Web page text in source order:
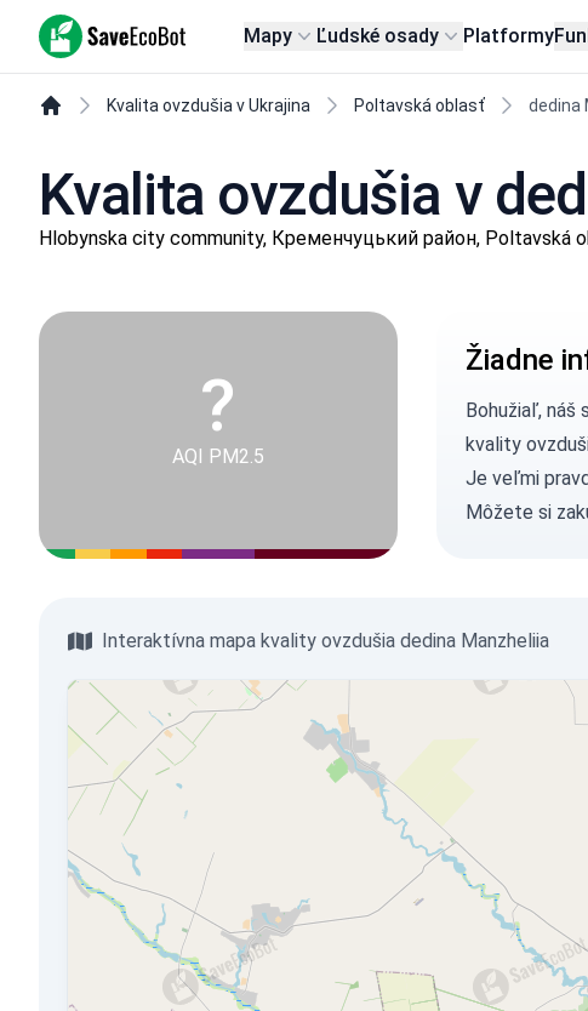
SaveEcoBot Mapy Ľudské osady Platformy
Kvalita ovzdušia v Ukrajina Poltavská oblasť dedina
Kvalita ovzdušia v
Hlobynska city community, Кременчуцький район, Poltavská
?
AQI PM2.5
Žiadne
Bohužiaľ,
kvality
Je veľmi
Môžete si
Interaktívna mapa kvality ovzdušia dedina Manzheliia